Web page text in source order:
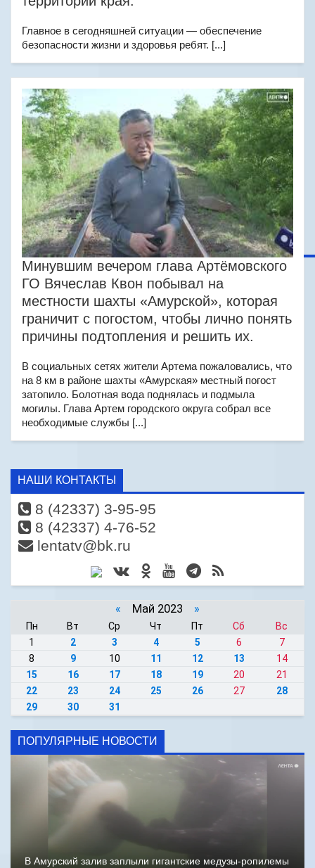
Главное в сегодняшней ситуации — обеспечение
безопасности жизни и здоровья ребят. [...]
Минувшим вечером глава Артёмовского
ГО Вячеслав Квон побывал на
местности шахты «Амурской», которая
граничит с погостом, чтобы лично понять
причины подтопления и решить их.
В социальных сетях жители Артема пожаловались, что
на 8 км в районе шахты «Амурская» местный погост
затопило. Болотная вода поднялась и подмыла
могилы. Глава Артем городского округа собрал все
необходимые службы [...]
НАШИ КОНТАКТЫ
8 (42337) 3-95-95
8 (42337) 4-76-52
lentatv@bk.ru
« Май 2023 »
Пн Вт Ср Чт Пт Сб
Вс
1
2 3 4 5 6
7
8
9 10 11 12 13
14
15
16 17 18 19 20
21
22
23 24 25 26 27
28
29
30 31
ПОПУЛЯРНЫЕ НОВОСТИ
В Амурский залив заплыли гигантские медузы-ропилемы